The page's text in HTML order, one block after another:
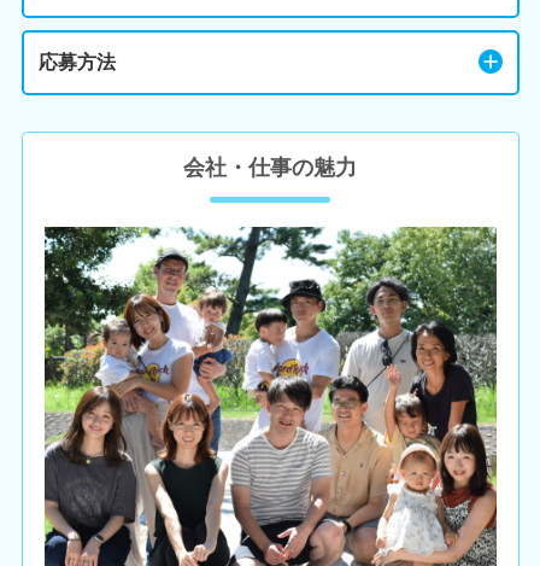
応募方法
会社・仕事の魅力